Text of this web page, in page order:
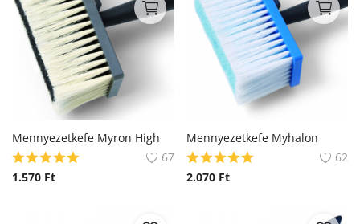
Mennyezetkefe Myron High
67
1.570 Ft
Mennyezetkefe Myhalon
62
2.070 Ft